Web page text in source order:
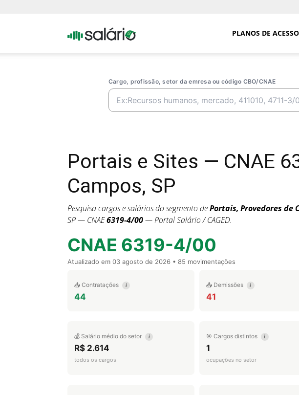
Portal PLANOS DE ACESSO
Cargo, profissão, setor da emresa ou código CBO/CNAE
Portais e Sites — CNAE
Campos, SP
Pesquisa cargos e salários do segmento dePortais, Provedores de
SP — CNAE6319-4/00— Portal Salário / CAGED.
CNAE 6319-4/00
Atualizado em 03 agosto de 2026 • 85 movimentações
📥 Contratações i
44
📤 Demissões i
41
💰 Salário médio do setor i
R$ 2.614
todos os cargos
🎯 Cargos distintos i
1
ocupações no setor